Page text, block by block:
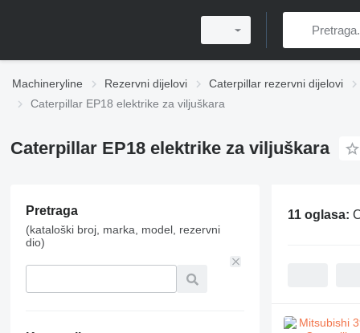
Machineryline Rezervni dijelovi Caterpillar rezervni dijelovi
Caterpillar EP18 elektrike za viljuškara
Caterpillar EP18 elektrike za viljuškara
Pretraga
(kataloški broj, marka, model, rezervni
dio)
11 oglasa: